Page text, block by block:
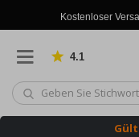
Kostenloser
4.1